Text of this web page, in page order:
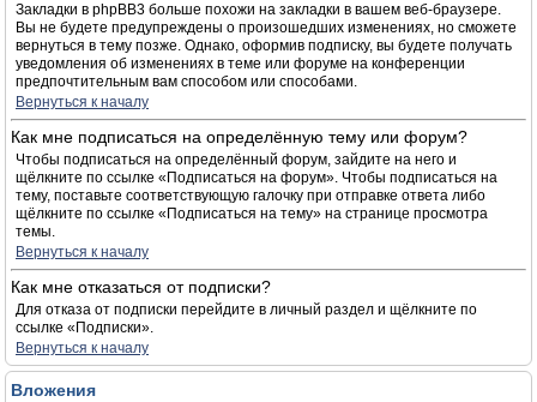
Закладки в phpBB3 больше похожи на закладки в вашем веб-браузере.
Вы не будете предупреждены о произошедших изменениях, но сможете
вернуться в тему позже. Однако, оформив подписку, вы будете получать
уведомления об изменениях в теме или форуме на конференции
предпочтительным вам способом или способами.
Вернуться к началу
Как мне подписаться на определённую тему или форум?
Чтобы подписаться на определённый форум, зайдите на него и
щёлкните по ссылке «Подписаться на форум». Чтобы подписаться на
тему, поставьте соответствующую галочку при отправке ответа либо
щёлкните по ссылке «Подписаться на тему» на странице просмотра
темы.
Вернуться к началу
Как мне отказаться от подписки?
Для отказа от подписки перейдите в личный раздел и щёлкните по
ссылке «Подписки».
Вернуться к началу
Вложения